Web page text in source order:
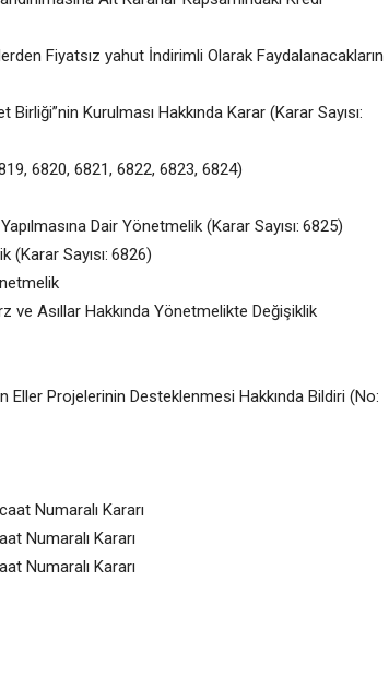
Fiyatsız yahut İndirimli Olarak Faydalanacakların
Kurulması Hakkında Karar (Karar Sayısı:
6820, 6821, 6822, 6823, 6824)
Dair Yönetmelik (Karar Sayısı: 6825)
(Karar Sayısı: 6826)
ve Asıllar Hakkında Yönetmelikte Değişiklik
Eller Projelerinin Desteklenmesi Hakkında Bildiri (No:
Numaralı Kararı
Numaralı Kararı
Numaralı Kararı